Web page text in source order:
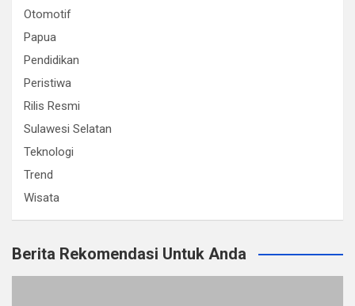
Otomotif
Papua
Pendidikan
Peristiwa
Rilis Resmi
Sulawesi Selatan
Teknologi
Trend
Wisata
Berita Rekomendasi Untuk Anda